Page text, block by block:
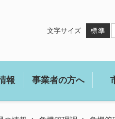
文字サイズ
報 事業者の方へ